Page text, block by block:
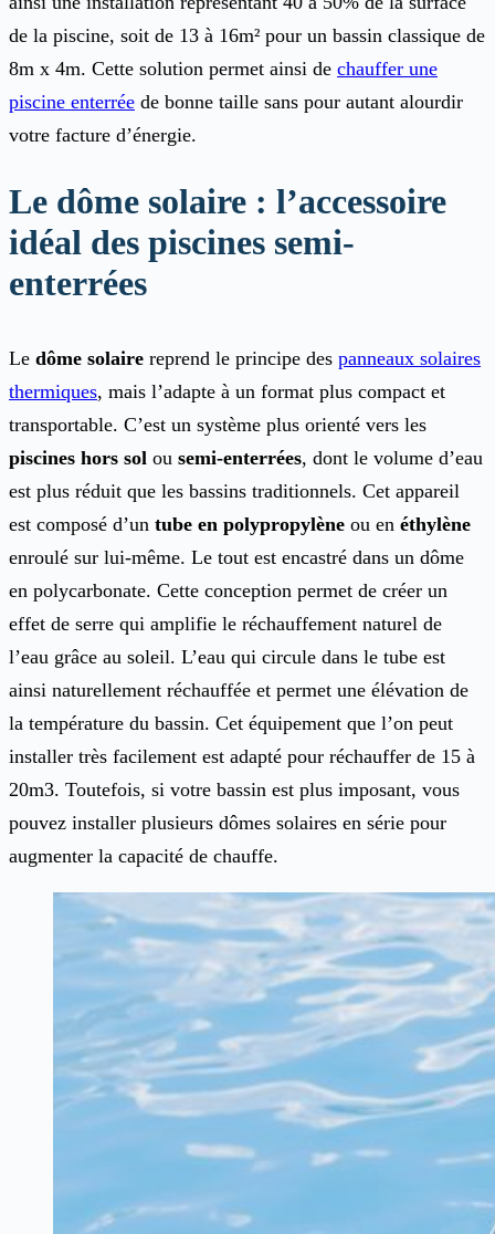
de la piscine, soit de 13 à 16m² pour un bassin classique de
8m x 4m. Cette solution permet ainsi de chauffer une
piscine enterrée de bonne taille sans pour autant alourdir
votre facture d’énergie.
Le dôme solaire : l’accessoire
idéal des piscines semi-
enterrées
Le dôme solaire reprend le principe des panneaux solaires
thermiques, mais l’adapte à un format plus compact et
transportable. C’est un système plus orienté vers les
piscines hors sol ou semi-enterrées, dont le volume d’eau
est plus réduit que les bassins traditionnels. Cet appareil
est composé d’un tube en polypropylène ou en éthylène
enroulé sur lui-même. Le tout est encastré dans un dôme
en polycarbonate. Cette conception permet de créer un
effet de serre qui amplifie le réchauffement naturel de
l’eau grâce au soleil. L’eau qui circule dans le tube est
ainsi naturellement réchauffée et permet une élévation de
la température du bassin. Cet équipement que l’on peut
installer très facilement est adapté pour réchauffer de 15 à
20m3. Toutefois, si votre bassin est plus imposant, vous
pouvez installer plusieurs dômes solaires en série pour
augmenter la capacité de chauffe.